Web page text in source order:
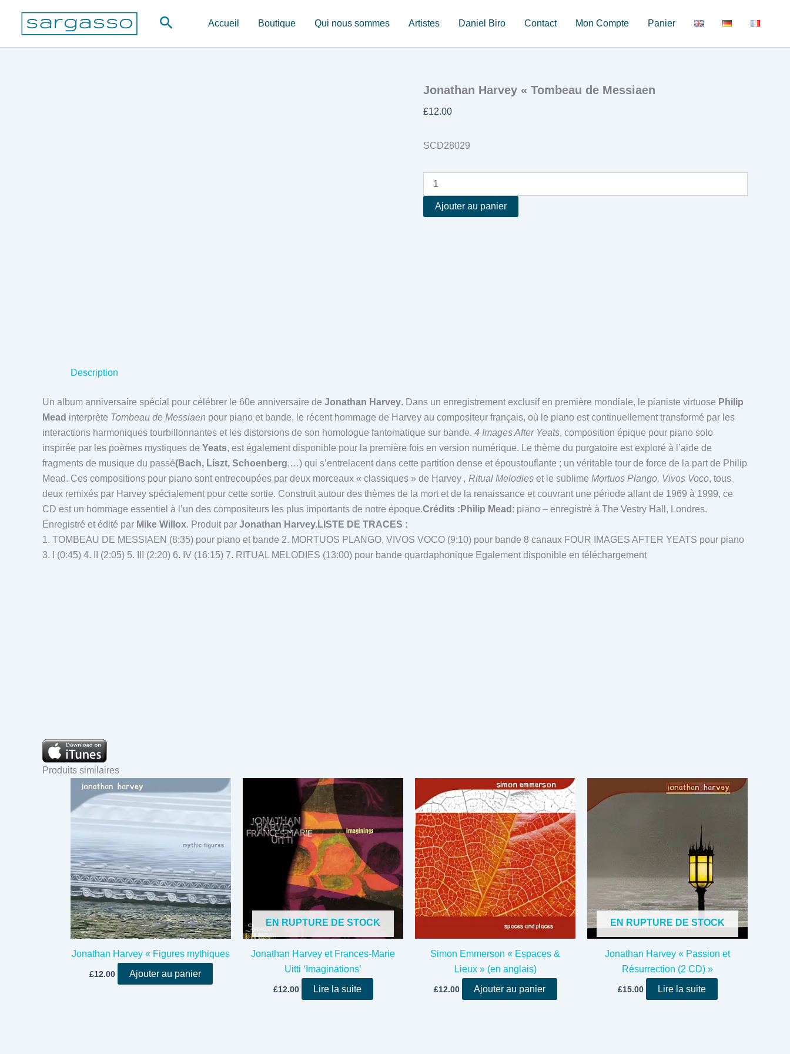
contenu
Rechercher
Accueil Boutique Qui nous sommes Artistes Daniel Biro Contact Mon Compte Panier
Jonathan Harvey « Tombeau de Messiaen
£12.00
SCD28029
Jonathan
Harvey
Ajouter au panier
Description
Un album anniversaire spécial pour célébrer le 60e anniversaire de Jonathan Harvey. Dans un enregistrement exclusif en première mondiale, le pianiste virtuose Philip
Mead interprète Tombeau de Messiaen pour piano et bande, le récent hommage de Harvey au compositeur français, où le piano est continuellement transformé par les
interactions harmoniques tourbillonnantes et les distorsions de son homologue fantomatique sur bande. 4 Images After Yeats, composition épique pour piano solo
inspirée par les poèmes mystiques de Yeats, est également disponible pour la première fois en version numérique. Le thème du purgatoire est exploré à l’aide de
fragments de musique du passé(Bach, Liszt, Schoenberg,…) qui s’entrelacent dans cette partition dense et époustouflante ; un véritable tour de force de la part de Philip
Mead. Ces compositions pour piano sont entrecoupées par deux morceaux « classiques » de Harvey , Ritual Melodies et le sublime Mortuos Plango, Vivos Voco, tous
deux remixés par Harvey spécialement pour cette sortie. Construit autour des thèmes de la mort et de la renaissance et couvrant une période allant de 1969 à 1999, ce
CD est un hommage essentiel à l’un des compositeurs les plus importants de notre époque.Crédits : Philip Mead : piano – enregistré à The Vestry Hall, Londres.
Enregistré et édité par Mike Willox. Produit par Jonathan Harvey.LISTE DE TRACES :
1. TOMBEAU DE MESSIAEN (8:35) pour piano et bande 2. MORTUOS PLANGO, VIVOS VOCO (9:10) pour bande 8 canaux FOUR IMAGES AFTER YEATS pour piano
3. I (0:45) 4. II (2:05) 5. III (2:20) 6. IV (16:15) 7. RITUAL MELODIES (13:00) pour bande quardaphonique Egalement disponible en téléchargement
Produits similaires
Jonathan Harvey « Figures mythiques
£12.00 Ajouter au panier
EN RUPTURE DE STOCK
Jonathan Harvey et Frances-Marie
Uitti ‘Imaginations’
£12.00 Lire la suite
Simon Emmerson « Espaces &
Lieux » (en anglais)
£12.00 Ajouter au panier
EN RUPTURE DE STOCK
Jonathan Harvey « Passion et
Résurrection (2 CD) »
£15.00 Lire la suite